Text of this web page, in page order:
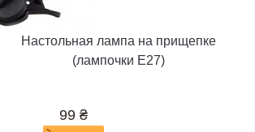
Настольная лампа на прищепке
(лампочки E27)
99 ₴